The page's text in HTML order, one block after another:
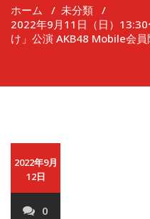
ホーム / 未分類 /
2022年9月11日（日）
け」公演 AKB48 Mobile会
2022年9月
12日
0